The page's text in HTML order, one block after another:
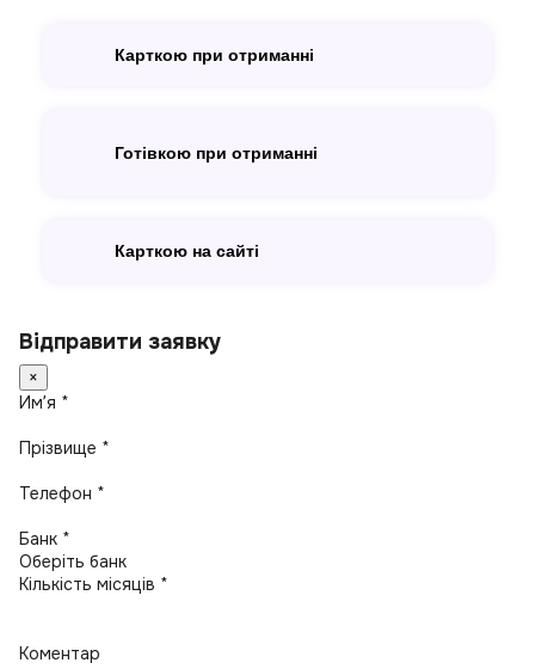
Карткою при отриманні
Готівкою при отриманні
Карткою на сайті
Відправити заявку
×
Имʼя *
Прізвище *
Телефон *
Банк *
Кількість місяців *
Коментар